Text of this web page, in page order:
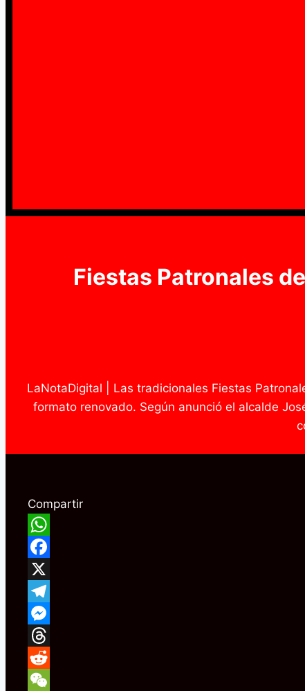
Fiestas Patronales
LaNotaDigital | Las tradicionales Fiestas
formato renovado. Según anunció el alcalde
Compartir
WhatsApp
Facebook
X
Telegram
Messenger
Threads
Reddit